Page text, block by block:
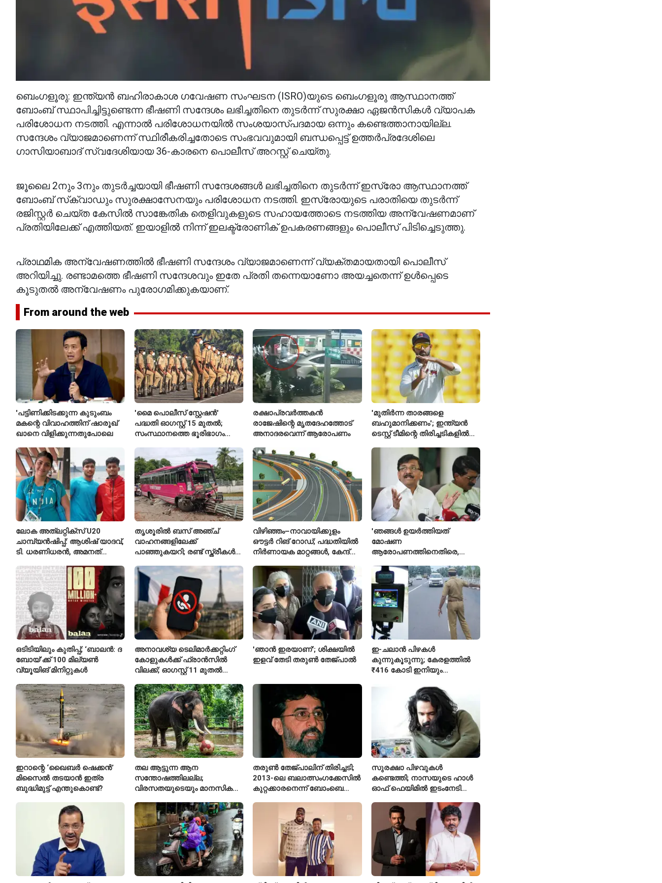
ബെംഗളൂരു: ഇന്ത്യൻ ബഹിരാകാശ ഗവേഷണ സംഘടന (ISRO)യുടെ ബെംഗളൂരു ആസ്ഥാനത്ത്
ബോംബ് സ്ഥാപിച്ചിട്ടുണ്ടെന്ന ഭീഷണി സന്ദേശം ലഭിച്ചതിനെ തുടർന്ന് സുരക്ഷാ ഏജൻസികൾ വ്യാപക
പരിശോധന നടത്തി. എന്നാൽ പരിശോധനയിൽ സംശയാസ്പദമായ ഒന്നും കണ്ടെത്താനായില്ല.
സന്ദേശം വ്യാജമാണെന്ന് സ്ഥിരീകരിച്ചതോടെ സംഭവവുമായി ബന്ധപ്പെട്ട് ഉത്തർപ്രദേശിലെ
ഗാസിയാബാദ് സ്വദേശിയായ 36-കാരനെ പൊലീസ് അറസ്റ്റ് ചെയ്തു.
ജൂലൈ 2നും 3നും തുടർച്ചയായി ഭീഷണി സന്ദേശങ്ങൾ ലഭിച്ചതിനെ തുടർന്ന് ഇസ്രോ ആസ്ഥാനത്ത്
ബോംബ് സ്‌ക്വാഡും സുരക്ഷാസേനയും പരിശോധന നടത്തി. ഇസ്രോയുടെ പരാതിയെ തുടർന്ന്
രജിസ്റ്റർ ചെയ്ത കേസിൽ സാങ്കേതിക തെളിവുകളുടെ സഹായത്തോടെ നടത്തിയ അന്വേഷണമാണ്
പ്രതിയിലേക്ക് എത്തിയത്. ഇയാളിൽ നിന്ന് ഇലക്ട്രോണിക് ഉപകരണങ്ങളും പൊലീസ് പിടിച്ചെടുത്തു.
പ്രാഥമിക അന്വേഷണത്തിൽ ഭീഷണി സന്ദേശം വ്യാജമാണെന്ന് വ്യക്തമായതായി പൊലീസ്
അറിയിച്ചു. രണ്ടാമത്തെ ഭീഷണി സന്ദേശവും ഇതേ പ്രതി തന്നെയാണോ അയച്ചതെന്ന് ഉൾപ്പെടെ
കൂടുതൽ അന്വേഷണം പുരോഗമിക്കുകയാണ്.
From around the web
'പട്ടിണിക്കിടക്കുന്ന കുടുംബം
മകന്റെ വിവാഹത്തിന് ഷാരൂഖ്
ഖാനെ വിളിക്കുന്നതുപോലെ
'മൈ പൊലീസ് സ്റ്റേഷൻ'
പദ്ധതി ഓഗസ്റ്റ് 15 മുതൽ;
സംസ്ഥാനത്തെ ഭൂരിഭാഗം
എസ്‌ഐമാർക്ക്
രക്ഷാപ്രവർത്തകൻ
രാജേഷിന്റെ മൃതദേഹത്തോട്
അനാദരവെന്ന് ആരോപണം
'മുതിർന്ന താരങ്ങളെ
ബഹുമാനിക്കണം'; ഇന്ത്യൻ
ടെസ്റ്റ് ടീമിന്റെ തിരിച്ചടികളിൽ
ലോക അത്‌ലറ്റിക്സ് U20
ചാമ്പ്യൻഷിപ്പ്: ആശിഷ് യാദവ്,
ടി. ധരണിധരൻ, അമനത്
തൃശൂരിൽ ബസ് അഞ്ച്
വാഹനങ്ങളിലേക്ക്
പാഞ്ഞുകയറി; രണ്ട് സ്ത്രീകൾ
വിഴിഞ്ഞം–നാവായിക്കുളം
ഔട്ടർ റിങ് റോഡ്; പദ്ധതിയിൽ
നിർണായക മാറ്റങ്ങൾ, കേന്ദ്രം
'ഞങ്ങൾ ഉയർത്തിയത്
മോഷണ
ആരോപണത്തിനെതിരെ,
റിജിജുവിന് മറുപടിയുമായി
സഞ്ജയ് റാവത്ത്
ഒടിടിയിലും കുതിപ്പ്; ‘ബാലൻ: ദ
ബോയ്’ക്ക് 100 മില്യൺ
വ്യൂയിങ് മിനിറ്റുകൾ
അനാവശ്യ ടെലിമാർക്കറ്റിംഗ്
കോളുകൾക്ക് ഫ്രാൻസിൽ
വിലക്ക്; ഓഗസ്റ്റ് 11 മുതൽ
'ഞാൻ ഇരയാണ്'; ശിക്ഷയിൽ
ഇളവ് തേടി തരുണ്‍ തേജ്പാൽ
ഇ-ചലാൻ പിഴകൾ
കുന്നുകൂടുന്നു; കേരളത്തിൽ
₹416 കോടി ഇനിയും
ഇറാന്റെ ‘ഖൈബർ ഷെക്കൻ’
മിസൈൽ തടയാൻ ഇത്ര
ബുദ്ധിമുട്ട് എന്തുകൊണ്ട്?
തല ആട്ടുന്ന ആന
സന്തോഷത്തിലല്ല;
വിരസതയുടെയും മാനസിക
ലക്ഷണമെന്ന് വിദഗ്ധർ
തരുൺ തേജ്പാലിന് തിരിച്ചടി;
2013-ലെ ബലാത്സംഗക്കേസിൽ
കുറ്റക്കാരനെന്ന് ബോംബെ
സുരക്ഷാ പിഴവുകൾ
കണ്ടെത്തി; നാസയുടെ ഹാൾ
ഓഫ് ഫെയിമിൽ ഇടംനേടി